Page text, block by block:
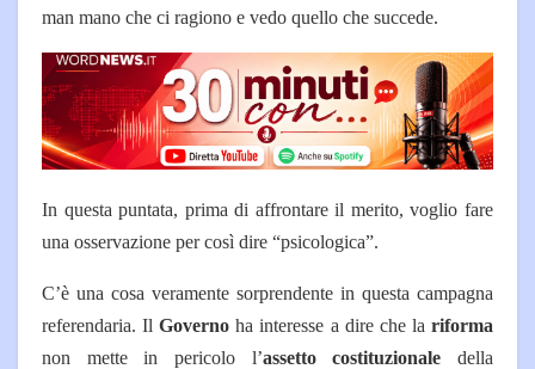
man mano che ci ragiono e vedo quello che succede.
In questa puntata, prima di affrontare il merito, voglio fare
una osservazione per così dire “psicologica”.
C’è una cosa veramente sorprendente in questa campagna
referendaria. IlGoverno ha interesse a dire che lariforma
non mette in pericolo l’assetto costituzionale della